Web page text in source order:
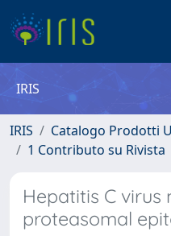
IRIS
IRIS
Catalogo Prodotti
1 Contributo su Rivista
Hepatitis C
proteasomal